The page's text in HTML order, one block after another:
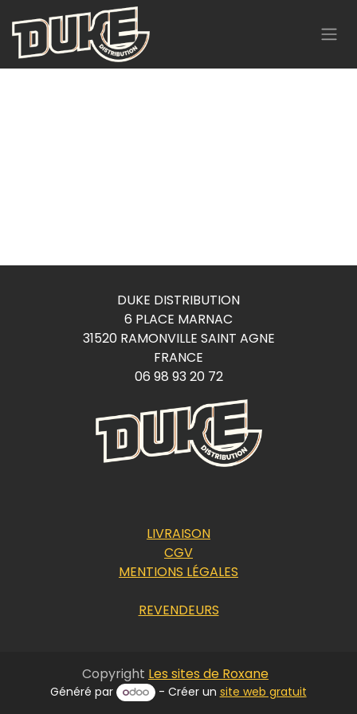
Se rendre au contenu
DUKE DISTRIBUTION
6 PLACE MARNAC
31520 RAMONVILLE SAINT AGNE
FRANCE
06 98 93 20 72
LIVRAISON
CGV
MENTIONS LÉGALES
REVENDEURS
Copyright Les sites de Roxane
Généré par - Créer un site web gratuit